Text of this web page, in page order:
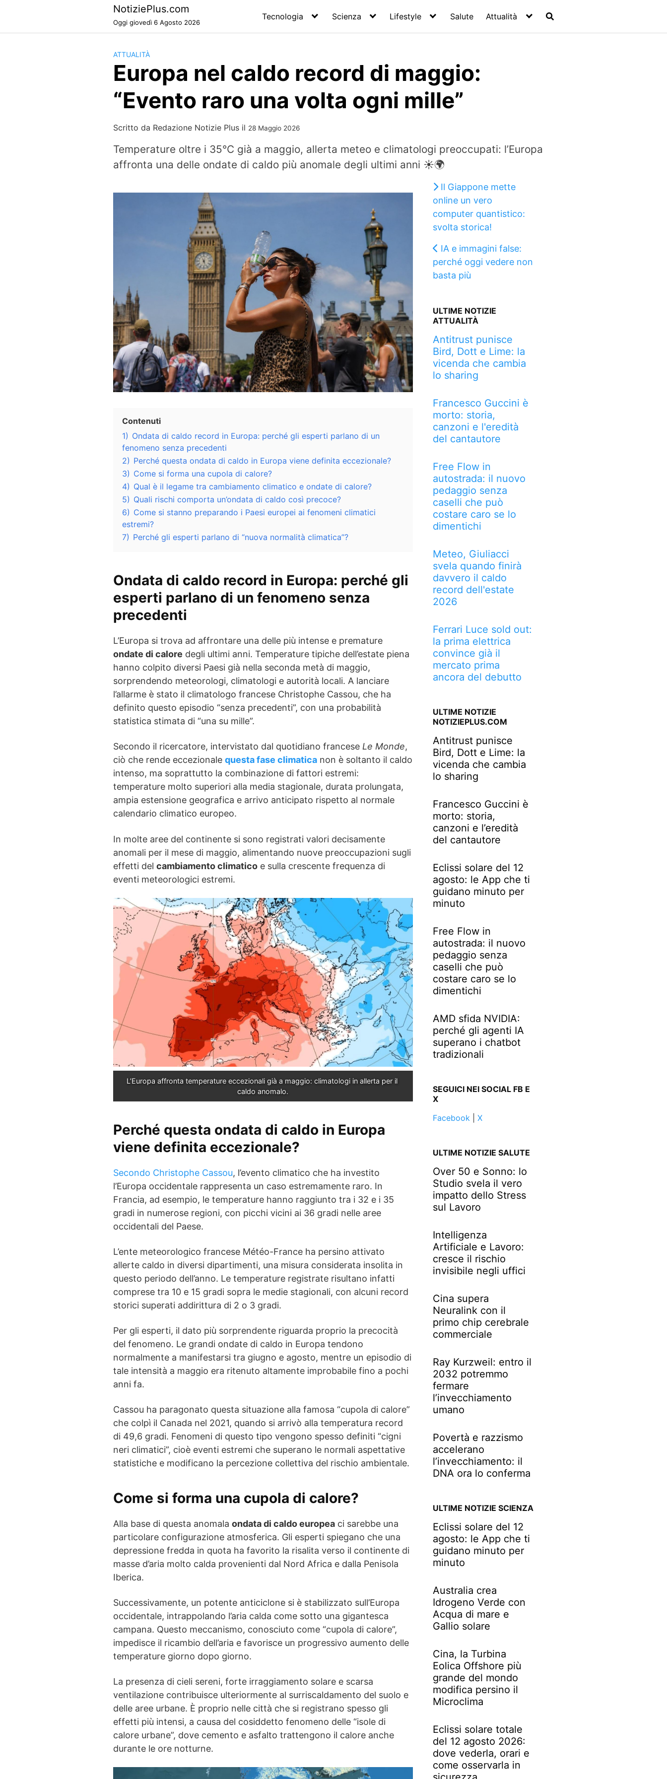
NotiziePlus.com
Oggi giovedì 6 Agosto 2026
Tecnologia Scienza Lifestyle Salute Attualità
ATTUALITÀ
Europa nel caldo record di maggio:
“Evento raro una volta ogni mille”
Scritto da Redazione Notizie Plus il 28 Maggio 2026
Temperature oltre i 35°C già a maggio, allerta meteo e climatologi preoccupati: l’Europa
affronta una delle ondate di caldo più anomale degli ultimi anni ☀️🌍
Contenuti
1) Ondata di caldo record in Europa: perché gli esperti parlano di un
fenomeno senza precedenti
2) Perché questa ondata di caldo in Europa viene definita eccezionale?
3) Come si forma una cupola di calore?
4) Qual è il legame tra cambiamento climatico e ondate di calore?
5) Quali rischi comporta un’ondata di caldo così precoce?
6) Come si stanno preparando i Paesi europei ai fenomeni climatici
estremi?
7) Perché gli esperti parlano di “nuova normalità climatica”?
Ondata di caldo record in Europa: perché gli
esperti parlano di un fenomeno senza
precedenti
L’Europa si trova ad affrontare una delle più intense e premature
ondate di calore degli ultimi anni. Temperature tipiche dell’estate piena
hanno colpito diversi Paesi già nella seconda metà di maggio,
sorprendendo meteorologi, climatologi e autorità locali. A lanciare
l’allarme è stato il climatologo francese Christophe Cassou, che ha
definito questo episodio “senza precedenti”, con una probabilità
statistica stimata di “una su mille”.
Secondo il ricercatore, intervistato dal quotidiano francese Le Monde,
ciò che rende eccezionale questa fase climatica non è soltanto il caldo
intenso, ma soprattutto la combinazione di fattori estremi:
temperature molto superiori alla media stagionale, durata prolungata,
ampia estensione geografica e arrivo anticipato rispetto al normale
calendario climatico europeo.
In molte aree del continente si sono registrati valori decisamente
anomali per il mese di maggio, alimentando nuove preoccupazioni sugli
effetti del cambiamento climatico e sulla crescente frequenza di
eventi meteorologici estremi.
L’Europa affronta temperature eccezionali già a maggio: climatologi in allerta per il
caldo anomalo.
Perché questa ondata di caldo in Europa
viene definita eccezionale?
Secondo Christophe Cassou, l’evento climatico che ha investito
l’Europa occidentale rappresenta un caso estremamente raro. In
Francia, ad esempio, le temperature hanno raggiunto tra i 32 e i 35
gradi in numerose regioni, con picchi vicini ai 36 gradi nelle aree
occidentali del Paese.
L’ente meteorologico francese Météo-France ha persino attivato
allerte caldo in diversi dipartimenti, una misura considerata insolita in
questo periodo dell’anno. Le temperature registrate risultano infatti
comprese tra 10 e 15 gradi sopra le medie stagionali, con alcuni record
storici superati addirittura di 2 o 3 gradi.
Per gli esperti, il dato più sorprendente riguarda proprio la precocità
del fenomeno. Le grandi ondate di caldo in Europa tendono
normalmente a manifestarsi tra giugno e agosto, mentre un episodio di
tale intensità a maggio era ritenuto altamente improbabile fino a pochi
anni fa.
Cassou ha paragonato questa situazione alla famosa “cupola di calore”
che colpì il Canada nel 2021, quando si arrivò alla temperatura record
di 49,6 gradi. Fenomeni di questo tipo vengono spesso definiti “cigni
neri climatici”, cioè eventi estremi che superano le normali aspettative
statistiche e modificano la percezione collettiva del rischio ambientale.
Come si forma una cupola di calore?
Alla base di questa anomala ondata di caldo europea ci sarebbe una
particolare configurazione atmosferica. Gli esperti spiegano che una
depressione fredda in quota ha favorito la risalita verso il continente di
masse d’aria molto calda provenienti dal Nord Africa e dalla Penisola
Iberica.
Successivamente, un potente anticiclone si è stabilizzato sull’Europa
occidentale, intrappolando l’aria calda come sotto una gigantesca
campana. Questo meccanismo, conosciuto come “cupola di calore”,
impedisce il ricambio dell’aria e favorisce un progressivo aumento delle
temperature giorno dopo giorno.
La presenza di cieli sereni, forte irraggiamento solare e scarsa
ventilazione contribuisce ulteriormente al surriscaldamento del suolo e
delle aree urbane. È proprio nelle città che si registrano spesso gli
effetti più intensi, a causa del cosiddetto fenomeno delle “isole di
calore urbane”, dove cemento e asfalto trattengono il calore anche
durante le ore notturne.
Il Giappone mette
online un vero
computer quantistico:
svolta storica!
IA e immagini false:
perché oggi vedere non
basta più
ULTIME NOTIZIE
ATTUALITÀ
Antitrust punisce
Bird, Dott e Lime: la
vicenda che cambia
lo sharing
Francesco Guccini è
morto: storia,
canzoni e l'eredità
del cantautore
Free Flow in
autostrada: il nuovo
pedaggio senza
caselli che può
costare caro se lo
dimentichi
Meteo, Giuliacci
svela quando finirà
davvero il caldo
record dell'estate
2026
Ferrari Luce sold out:
la prima elettrica
convince già il
mercato prima
ancora del debutto
ULTIME NOTIZIE
NOTIZIEPLUS.COM
Antitrust punisce
Bird, Dott e Lime: la
vicenda che cambia
lo sharing
Francesco Guccini è
morto: storia,
canzoni e l’eredità
del cantautore
Eclissi solare del 12
agosto: le App che ti
guidano minuto per
minuto
Free Flow in
autostrada: il nuovo
pedaggio senza
caselli che può
costare caro se lo
dimentichi
AMD sfida NVIDIA:
perché gli agenti IA
superano i chatbot
tradizionali
SEGUICI NEI SOCIAL FB E
X
Facebook| X
ULTIME NOTIZIE SALUTE
Over 50 e Sonno: lo
Studio svela il vero
impatto dello Stress
sul Lavoro
Intelligenza
Artificiale e Lavoro:
cresce il rischio
invisibile negli uffici
Cina supera
Neuralink con il
primo chip cerebrale
commerciale
Ray Kurzweil: entro il
2032 potremmo
fermare
l’invecchiamento
umano
Povertà e razzismo
accelerano
l’invecchiamento: il
DNA ora lo conferma
ULTIME NOTIZIE SCIENZA
Eclissi solare del 12
agosto: le App che ti
guidano minuto per
minuto
Australia crea
Idrogeno Verde con
Acqua di mare e
Gallio solare
Cina, la Turbina
Eolica Offshore più
grande del mondo
modifica persino il
Microclima
Eclissi solare totale
del 12 agosto 2026:
dove vederla, orari e
come osservarla in